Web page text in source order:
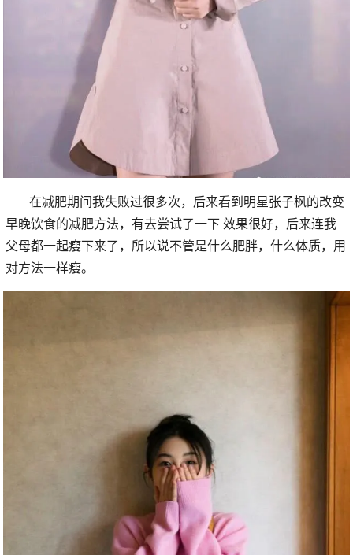
在减肥期间我失败过很多次，后来看到明星张子枫的改变
早晚饮食的减肥方法，有去尝试了一下 效果很好，后来连我
父母都一起瘦下来了，所以说不管是什么肥胖，什么体质，用
对方法一样瘦。